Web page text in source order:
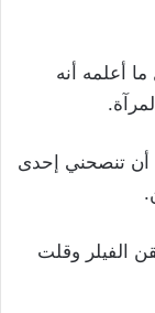
أعلمه أنه
أن تنصحني إحدى
الفيلر وقلت